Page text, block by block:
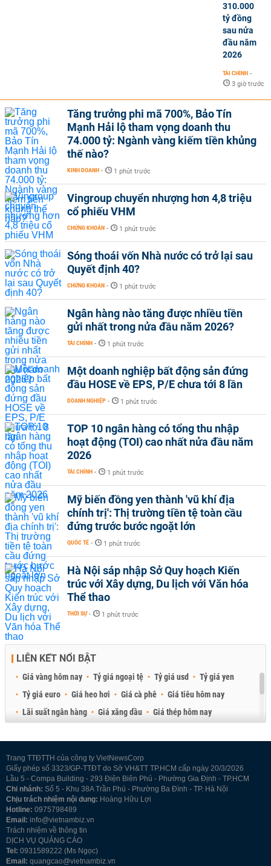
310.000
tỷ đồng
sau nửa
đầu năm
2026
TÀI CHÍNH -
3 giờ trước
Tăng trưởng phi mã 700%, Bảo Tín
Mạnh Hải lộ tham vọng doanh thu
74.000 tỷ: Ngành vàng kiếm tiền khủng
thế nào?
KINH DOANH - 1 phút trước
Vingroup chuyển nhượng hơn 4,8 triệu
cổ phiếu VHM
CHỨNG KHOÁN - 1 phút trước
Sóng thoái vốn Nhà nước có trở lại sau
Quyết định 40?
CHỨNG KHOÁN - 1 phút trước
Ngân hàng nào tăng được nhiều tiền
gửi nhất trong nửa đầu năm 2026?
TÀI CHÍNH - 1 phút trước
Một doanh nghiệp bất động sản đứng
đầu HOSE về EPS, P/E chưa tới 8 lần
DOANH NGHIỆP - 1 phút trước
TOP 10 ngân hàng có tổng thu nhập
hoạt động (TOI) cao nhất nửa đầu năm
2026
TÀI CHÍNH - 1 phút trước
Mỹ biến đồng yen thành 'vũ khí địa
chính trị': Thị trường tiền tệ toàn cầu
đứng trước bước ngoặt lớn
QUỐC TẾ - 1 phút trước
Hà Nội sáp nhập Sở Quy hoạch Kiến
trúc với Xây dựng, Du lịch với Văn hóa
Thể thao
THỜI SỰ - 1 phút trước
LIÊN KẾT NỔI BẬT
Giá vàng hôm nay Tỷ giá ngoại tệ Tỷ giá usd
Tỷ giá yen
Tỷ giá euro
Giá heo hơi Giá cà phê
Giá tiêu hôm nay
Lãi suất ngân hàng
Giá xăng dầu
Giá thép hôm nay
Trang TTĐTTH của công ty VietNewsCorp
Giấy phép số 3323/GP-TTĐT do Sở VH&TT TP.HCM cấp ngày 20/3/2026
Lầu 5 - Compa Building - 293 Điện Biên Phủ - Phường Gia Định - TP.HCM
Chi nhánh: Số 5 - Khu 38A Trần Phú - Phường Ba Đình - TP. Hà Nội
Chịu trách nhiệm nội dung: Hoàng Hữu Lợi
Hotline: 0975798489
Email: info@vietnambiz.vn
Trách nhiệm về thông tin
DỊCH VỤ QUẢNG CÁO
Tel: 0931589222 (Ms Ngọc)
Email: quangcao@vietnambiz.vn